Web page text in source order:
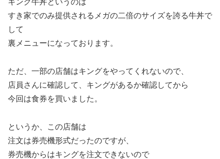
キング牛丼というのは
すき家でのみ提供されるメガの二倍のサイズを誇る牛丼で
して
裏メニューになっております。
ただ、一部の店舗はキングをやってくれないので、
店員さんに確認して、キングがあるか確認してから
今回は食券を買いました。
というか、この店舗は
注文は券売機形式だったのですが、
券売機からはキングを注文できないので